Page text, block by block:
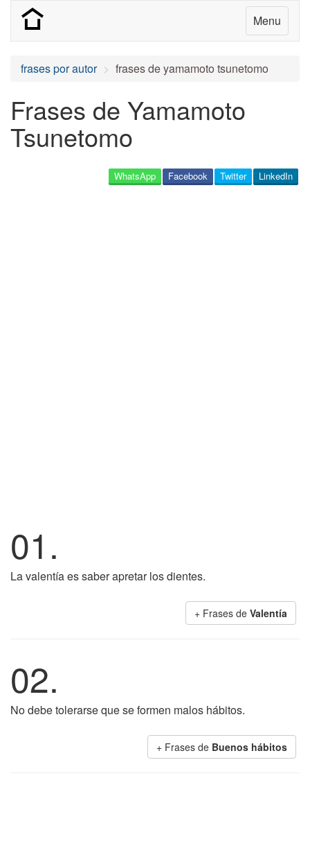
Menu
frases por autor frases de yamamoto tsunetomo
Frases de Yamamoto
Tsunetomo
LinkedIn
Twitter
Facebook
WhatsApp
01.
La valentía es saber apretar los dientes.
+ Frases de Valentía
02.
No debe tolerarse que se formen malos hábitos.
+ Frases de Buenos hábitos